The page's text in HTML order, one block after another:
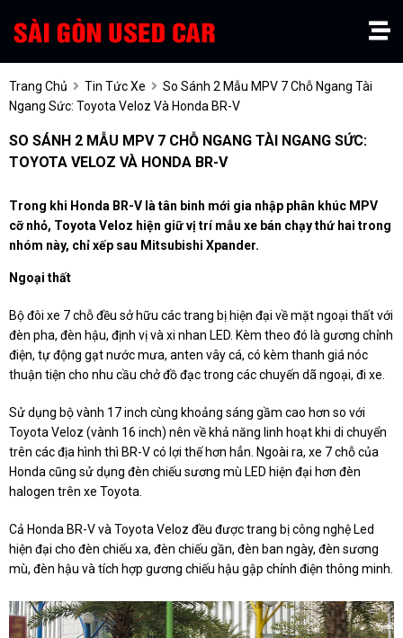
Trang Chủ Tin Tức Xe
So Sánh 2 Mẫu MPV 7 Chỗ Ngang Tài
Ngang Sức: Toyota Veloz Và Honda BR-V
SO SÁNH 2 MẪU MPV 7 CHỖ NGANG TÀI NGANG SỨC:
TOYOTA VELOZ VÀ HONDA BR-V
Trong khi Honda BR-V là tân binh mới gia nhập phân khúc MPV
cỡ nhỏ, Toyota Veloz hiện giữ vị trí mẫu xe bán chạy thứ hai trong
nhóm này, chỉ xếp sau Mitsubishi Xpander.
Ngoại thất
Bộ đôi xe 7 chỗ đều sở hữu các trang bị hiện đại về mặt ngoại thất với
đèn pha, đèn hậu, định vị và xi nhan LED. Kèm theo đó là gương chỉnh
điện, tự động gạt nước mưa, anten vây cá, có kèm thanh giá nóc
thuận tiện cho nhu cầu chở đồ đạc trong các chuyến dã ngoại, đi xe.
Sử dụng bộ vành 17 inch cùng khoảng sáng gầm cao hơn so với
Toyota Veloz (vành 16 inch) nên về khả năng linh hoạt khi di chuyển
trên các địa hình thì BR-V có lợi thế hơn hẳn. Ngoài ra, xe 7 chỗ của
Honda cũng sử dụng đèn chiếu sương mù LED hiện đại hơn đèn
halogen trên xe Toyota.
Cả Honda BR-V và Toyota Veloz đều được trang bị công nghệ Led
hiện đại cho đèn chiếu xa, đèn chiếu gần, đèn ban ngày, đèn sương
mù, đèn hậu và tích hợp gương chiếu hậu gập chỉnh điện thông minh.